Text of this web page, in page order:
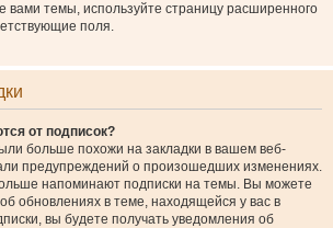
вами темы, используйте страницу расширенного
поля.
от подписок?
больше похожи на закладки в вашем веб-
предупреждений о произошедших изменениях.
напоминают подписки на темы. Вы можете
обновлениях в теме, находящейся у вас в
вы будете получать уведомления об